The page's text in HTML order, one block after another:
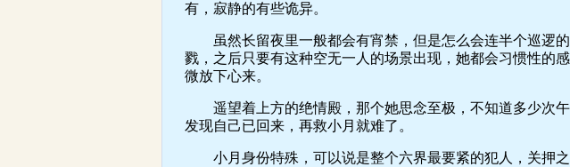
有，寂静的有些诡异。
虽然长留夜里一般都会有宵禁，但是怎么会连半个巡逻的
戮，之后只要有这种空无一人的场景出现，她都会习惯性的
微放下心来。
遥望着上方的绝情殿，那个她思念至极，不知道多少次午
发现自己已回来，再救小月就难了。
小月身份特殊，可以说是整个六界最要紧的犯人，关押之